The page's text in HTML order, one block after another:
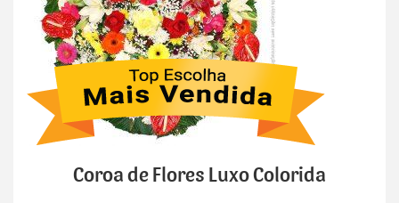
Coroa de Flores Luxo Colorida